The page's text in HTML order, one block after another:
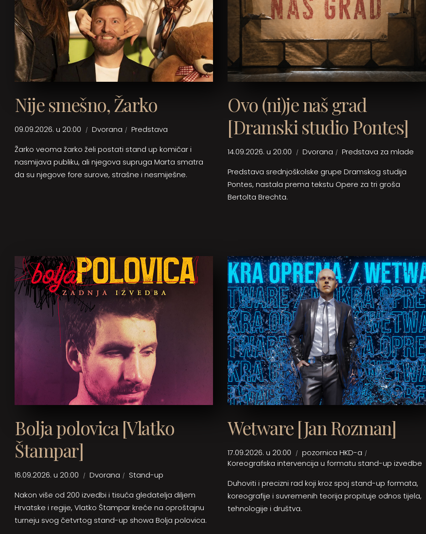
Nije smešno, Žarko
09.09.2026. u 20:00 Dvorana
Predstava
Žarko veoma žarko želi postati stand up komičar i
nasmijava publiku, ali njegova supruga Marta smatra
da su njegove fore surove, strašne i nesmiješne.
Ovo (ni)je naš grad
[Dramski studio Pontes]
14.09.2026. u 20:00 Dvorana
Predstava za mlade
Predstava srednjoškolske grupe Dramskog studija
Pontes, nastala prema tekstu Opere za tri groša
Bertolta Brechta.
Bolja polovica [Vlatko
Štampar]
16.09.2026. u 20:00 Dvorana
Stand-up
Nakon više od 200 izvedbi i tisuća gledatelja diljem
Hrvatske i regije, Vlatko Štampar kreće na oproštajnu
turneju svog četvrtog stand-up showa Bolja polovica.
Wetware [Jan Rozman]
17.09.2026. u 20:00
pozornica HKD-a
Koreografska intervencija u formatu stand-up izvedbe
Duhoviti i precizni rad koji kroz spoj stand-up formata,
koreografije i suvremenih teorija propituje odnos tijela,
tehnologije i društva.